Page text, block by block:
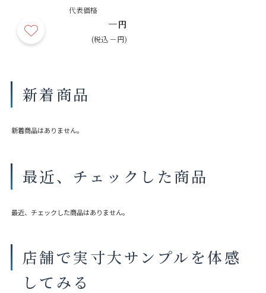
代表価格
－円
(税込 －円)
新着商品
新着商品はありません。
最近、チェックした商品
最近、チェックした商品はありません。
店舗で実寸大サンプルを体感
してみる